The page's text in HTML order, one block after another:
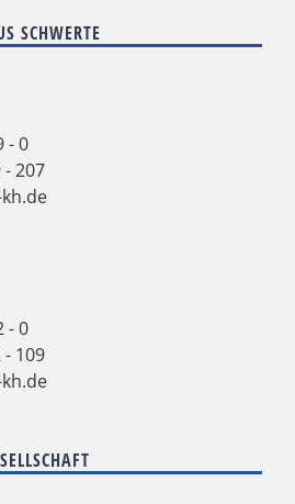
SCHWERTE
- 0
- 207
- 0
- 109